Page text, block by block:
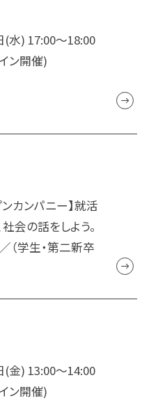
(水) 17:00～18:00
ン開催)
ンカンパニー】就活
会の話をしよう。
（学生・第二新卒
(金) 13:00～14:00
ン開催)